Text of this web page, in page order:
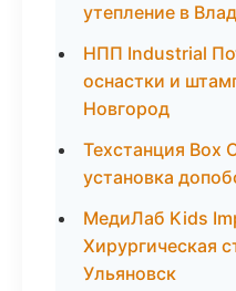
утепление в
НПП Industrial
оснастки и
Новгород
Техстанция Box
установка
МедиЛаб Kids
Хирургическая
Ульяновск